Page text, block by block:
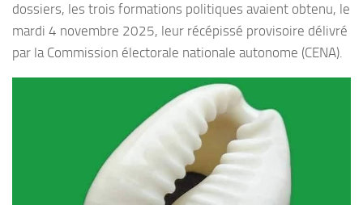
dossiers, les trois formations politiques avaient obtenu, le
mardi 4 novembre 2025, leur récépissé provisoire délivré
par la Commission électorale nationale autonome (CENA).